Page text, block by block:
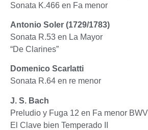
Sonata K.466 en Fa menor
Antonio Soler (1729/1783)
Sonata R.53 en La Mayor
“De Clarines”
Domenico Scarlatti
Sonata R.64 en re menor
J. S. Bach
Preludio y Fuga 12 en Fa menor
El Clave bien Temperado II